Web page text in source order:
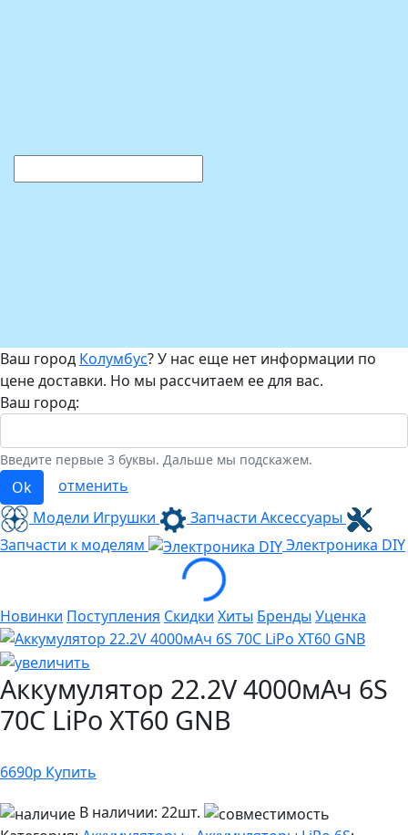
Ваш город Колумбус? У нас еще нет информации по
цене доставки. Но мы рассчитаем ее для вас.
Ваш город:
Введите первые 3 буквы. Дальше мы подскажем.
Ok
отменить
Модели Игрушки
Запчасти Аксессуары
Запчасти к моделям
Электроника DIY
Loading...
Новинки Поступления Скидки Хиты Бренды Уценка
Аккумулятор 22.2V 4000мАч 6S
70C LiPo XT60 GNB
6690р Купить
В наличии: 22шт.